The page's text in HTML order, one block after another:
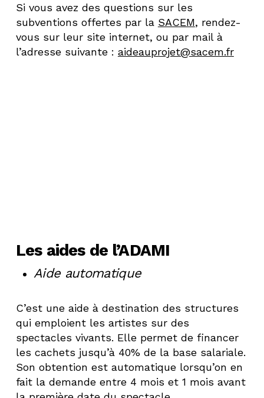
Si vous avez des questions sur les
subventions offertes par la SACEM, rendez-
vous sur leur site internet, ou par mail à
l’adresse suivante : aideauprojet@sacem.fr
Les aides de l’ADAMI
Aide automatique
C’est une aide à destination des structures
qui emploient les artistes sur des
spectacles vivants. Elle permet de financer
les cachets jusqu’à 40% de la base salariale.
Son obtention est automatique lorsqu’on en
fait la demande entre 4 mois et 1 mois avant